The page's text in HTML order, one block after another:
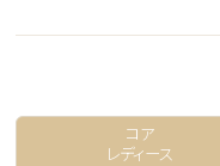
コア
レディース